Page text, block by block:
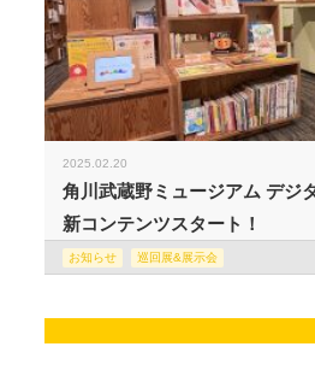
2025.02.20
角川武蔵野ミュージアム デジ
新コンテンツスタート！
お知らせ 巡回展&展示会